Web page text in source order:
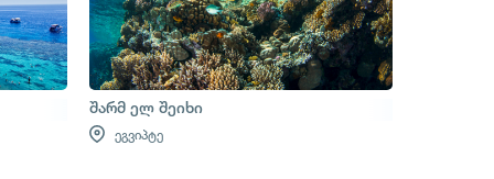
შარმ ელ შეიხი
ეგვიპტე